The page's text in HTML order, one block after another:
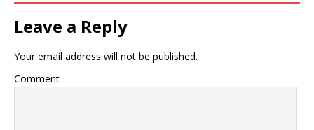
Leave a Reply
Your email address will not be published.
Comment